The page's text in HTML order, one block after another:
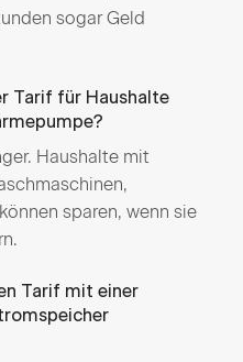
sogar Geld
Tarif für Haushalte
Haushalte mit
sparen, wenn sie
Tarif mit einer